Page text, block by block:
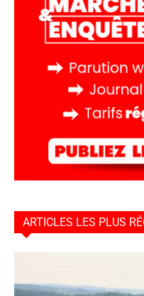
ARTICLES LES PLUS